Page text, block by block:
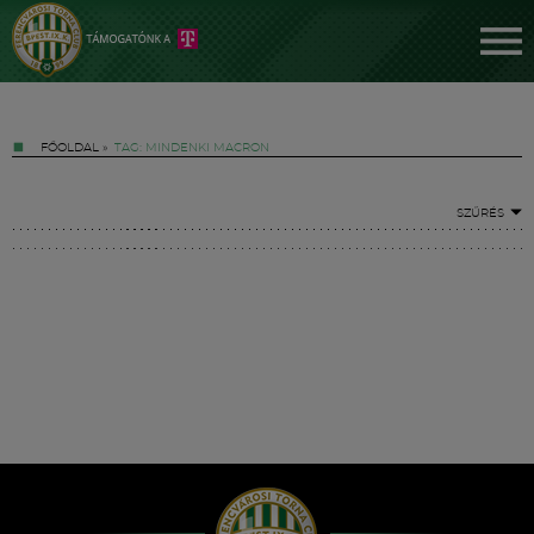
FŐOLDAL » TAG: MINDENKI MACRON
SZŰRÉS
Hírek